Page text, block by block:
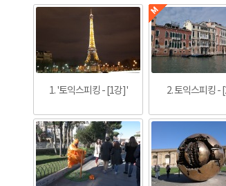
1. '토익스피킹 - [1강]' 2. 토익스피킹 -